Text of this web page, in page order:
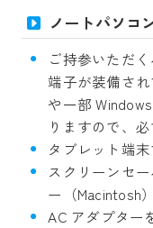
ノートパソコ
ご持参いただ
端子が装備さ
や一部
りますので、
タブレット端
スクリーンセ
ー（Macintosh
AC アダプター